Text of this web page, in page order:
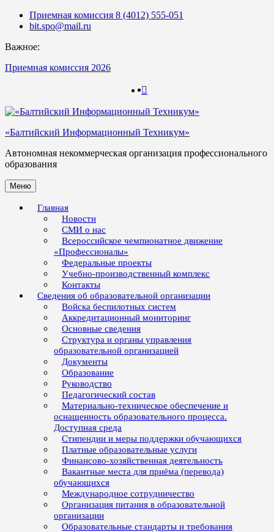
Skip
Приемная комиссия 8 (4012) 555-051
bit.spo@mail.ru
Важное:
Приемная комиссия 2026
«Балтийский Информационный Техникум»
Автономная некоммерческая организация профессионального
образования
Меню
Главная
Новости
СМИ о нас
Всероссийское чемпионатное движение
«Профессионалы»
Федеральные проекты
Учебно-производственный комплекс
Контакты
Сведения об образовательной организации
Войска беспилотных систем
Аккредитационный мониторинг
Основные сведения
Структура и органы управления
образовательной организацией
Документы
Образование
Руководство
Педагогический состав
Материально-техническое обеспечение и
оснащенность образовательного процесса.
Доступная среда
Стипендии и меры поддержки обучающихся
Платные образовательные услуги
Финансово-хозяйственная деятельность
Вакантные места для приёма (перевода)
обучающихся
Международное сотрудничество
Организация питания в образовательной
организации
Образовательные стандарты и требования